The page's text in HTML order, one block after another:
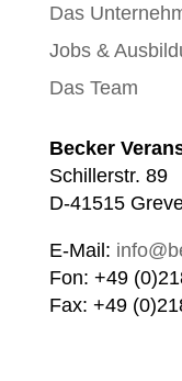
Das
Jobs &
Das Team
Becker
Schillerstr. 89
D-41515
E-Mail:
Fon: +49
Fax: +49